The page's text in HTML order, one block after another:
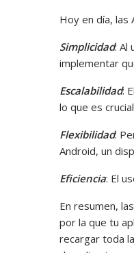
Hoy en día, las
Simplicidad: Al
implementar
Escalabilidad:
lo que es
Flexibilidad:
Android, un
Eficiencia: El
En resumen,
por la que tu
recargar toda